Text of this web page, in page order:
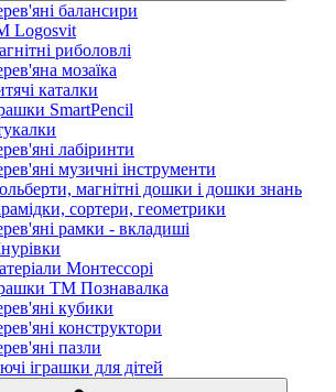
балансири
Logosvit
риболовлі
мозаїка
каталки
SmartPencil
лабіринти
музичні інструменти
магнітні дошки і дошки знань
сортери, геометрики
рамки - вкладиші
Монтессорі
ТМ Познавалка
кубики
конструктори
пазли
іграшки для дітей